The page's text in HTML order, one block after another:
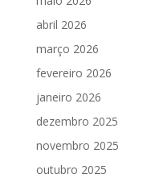
abril 2026
março 2026
fevereiro 2026
janeiro 2026
dezembro 2025
novembro 2025
outubro 2025